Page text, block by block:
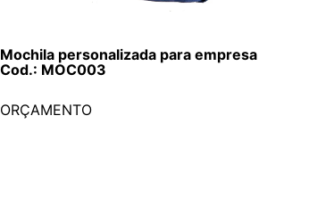
Mochila personalizada para empresa
Cod.: MOC003
ORÇAMENTO